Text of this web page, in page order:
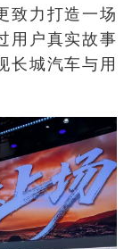
致力打造一场
用户真实故事
长城汽车与用